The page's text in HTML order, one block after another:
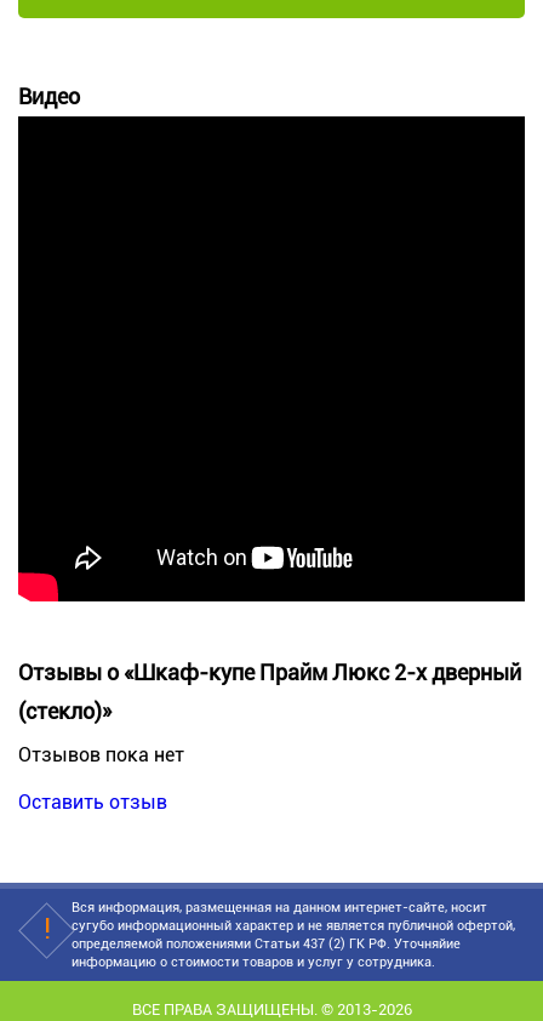
Видео
Отзывы о «Шкаф-купе Прайм Люкс 2-х дверный
(стекло)»
Отзывов пока нет
Оставить отзыв
Вся информация, размещенная на данном интернет-сайте, носит
сугубо информационный характер и не является публичной офертой,
определяемой положениями Статьи 437 (2) ГК РФ. Уточняйие
информацию о стоимости товаров и услуг у сотрудника.
ВСЕ ПРАВА ЗАЩИЩЕНЫ. © 2013-2026